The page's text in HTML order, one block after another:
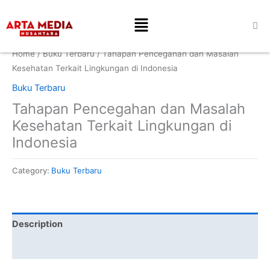
content
Menu
Home/Buku Terbaru/ Tahapan Pencegahan dan Masalah
Kesehatan Terkait Lingkungan di Indonesia
Buku Terbaru
Tahapan Pencegahan dan Masalah
Kesehatan Terkait Lingkungan di
Indonesia
Category: Buku Terbaru
Description